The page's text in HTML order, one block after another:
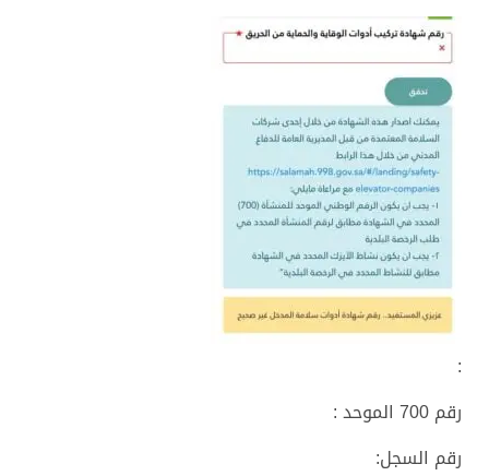
رقم 700 الموحد :
رقم السجل: